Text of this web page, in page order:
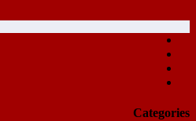
Categories